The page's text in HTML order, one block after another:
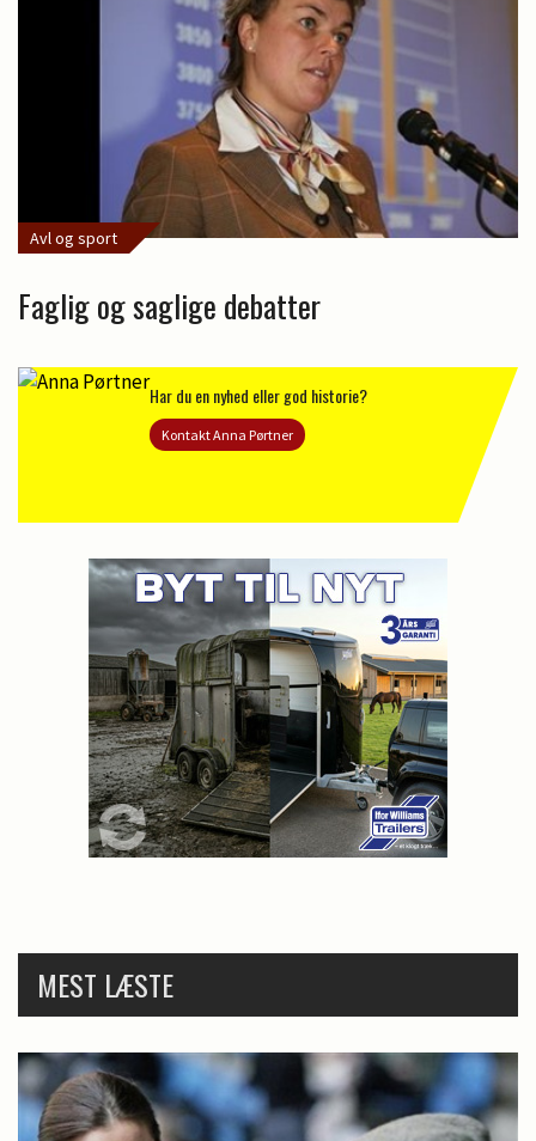
Avl og sport
Faglig og saglige debatter
Har du en nyhed eller god historie?
Kontakt Anna Pørtner
MEST LÆSTE